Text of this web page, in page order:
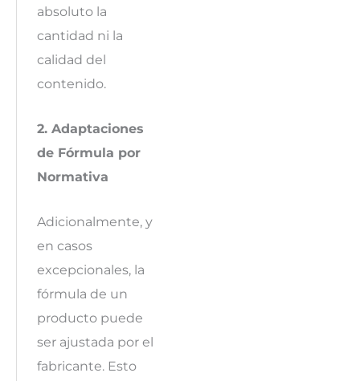
absoluto la
cantidad ni la
calidad del
contenido.
2. Adaptaciones
de Fórmula por
Normativa
Adicionalmente, y
en casos
excepcionales, la
fórmula de un
producto puede
ser ajustada por el
fabricante. Esto